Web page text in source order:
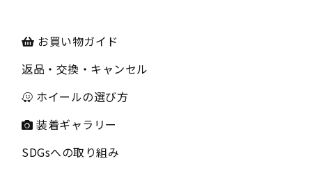
お買い物ガイド
返品・交換・キャンセル
ホイールの選び方
装着ギャラリー
SDGsへの取り組み